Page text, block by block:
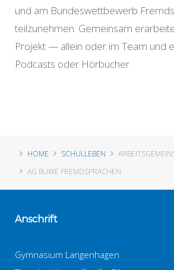
und am Bundeswettbewerb
teilzunehmen. Gemeinsam
Projekt — allein oder im Team und
Podcasts oder Hörbücher.
HOME SCHULLEBEN
AG BUWE FREMDSPRACHEN
Anschrift
Gymnasium Langenhagen